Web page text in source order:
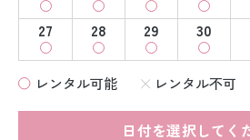
27
28 29 30
レンタル可能 レンタル不可
日付を選択してく